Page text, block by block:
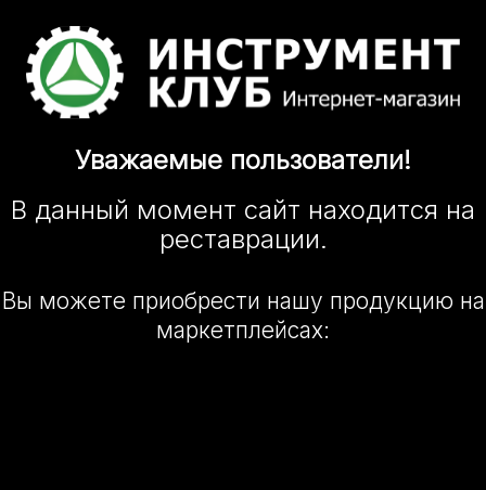
Уважаемые пользователи!
В данный момент сайт находится на
реставрации.
Вы можете приобрести нашу продукцию на
маркетплейсах: